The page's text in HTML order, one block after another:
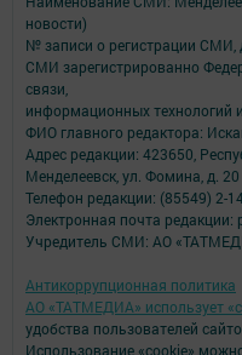
новости)
№ записи о регистрации
СМИ зарегистрированно
связи,
информационных технологий
ФИО главного редактора:
Адрес редакции: 423650,
Менделеевск, ул. Фомина, д. 20
Телефон редакции: (85549) 2-
Электронная почта редакции:
Учредитель СМИ: АО
Антикоррупционная политика
АО «ТАТМЕДИА» использует
удобства пользователей
Использование «cookie»